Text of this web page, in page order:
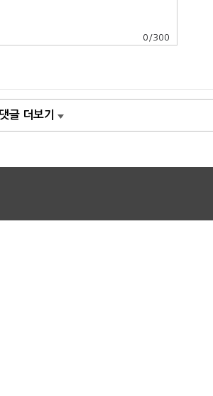
0 /300
댓글 더보기